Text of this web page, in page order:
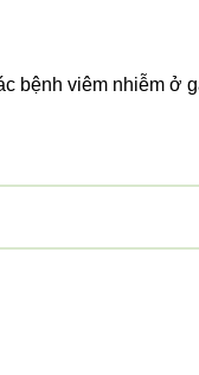
bệnh viêm nhiễm ở